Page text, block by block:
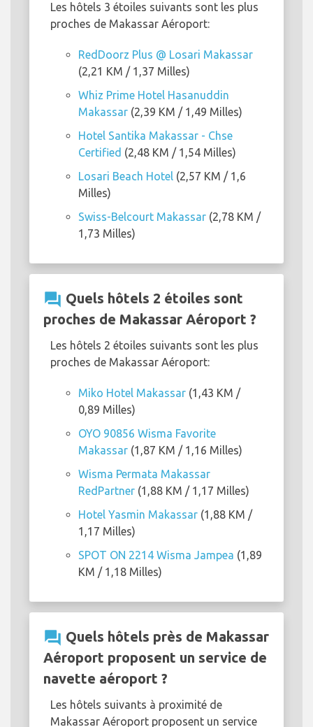
Les hôtels 3 étoiles suivants sont les plus
proches de Makassar Aéroport:
RedDoorz Plus @ Losari Makassar
(2,21 KM / 1,37 Milles)
Whiz Prime Hotel Hasanuddin
Makassar (2,39 KM / 1,49 Milles)
Hotel Santika Makassar - Chse
Certified (2,48 KM / 1,54 Milles)
Losari Beach Hotel (2,57 KM / 1,6
Milles)
Swiss-Belcourt Makassar (2,78 KM /
1,73 Milles)
question_answer Quels hôtels 2 étoiles sont
proches de Makassar Aéroport ?
Les hôtels 2 étoiles suivants sont les plus
proches de Makassar Aéroport:
Miko Hotel Makassar (1,43 KM /
0,89 Milles)
OYO 90856 Wisma Favorite
Makassar (1,87 KM / 1,16 Milles)
Wisma Permata Makassar
RedPartner (1,88 KM / 1,17 Milles)
Hotel Yasmin Makassar (1,88 KM /
1,17 Milles)
SPOT ON 2214 Wisma Jampea (1,89
KM / 1,18 Milles)
question_answer Quels hôtels près de Makassar
Aéroport proposent un service de
navette aéroport ?
Les hôtels suivants à proximité de
Makassar Aéroport proposent un service